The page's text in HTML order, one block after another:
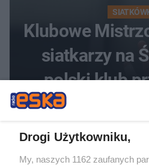
Klubowe
siatkarzy na
polski klub
Drogi Użytkowniku,
My, naszych 1162 zaufanych